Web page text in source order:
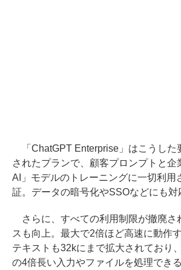
「ChatGPT Enterprise」はこうした
されたプランで、顧客プロンプトと企
AI」モデルのトレーニングに一切利用
証。データの暗号化やSSOなどにも対
さらに、すべての利用制限が撤廃さ
スも向上。最大で2倍ほど高速に動作
テキストも32kにまで拡大されており
の4倍長い入力やファイルを処理できる